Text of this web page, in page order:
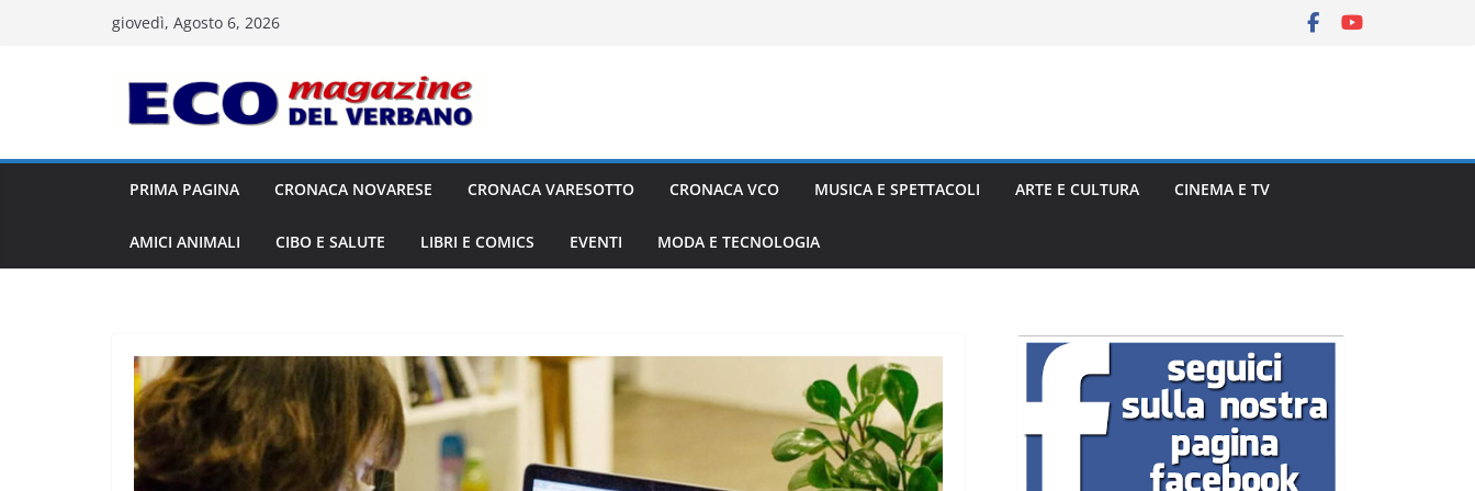
giovedì, Agosto 6, 2026
PRIMA PAGINA CRONACA NOVARESE CRONACA VARESOTTO CRONACA VCO MUSICA E SPETTACOLI ARTE E CULTURA CINEMA E TV
AMICI ANIMALI CIBO E SALUTE LIBRI E COMICS EVENTI MODA E TECNOLOGIA